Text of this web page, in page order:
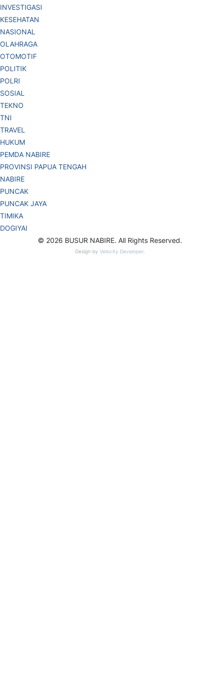
INVESTIGASI
KESEHATAN
NASIONAL
OLAHRAGA
OTOMOTIF
POLITIK
POLRI
SOSIAL
TEKNO
TNI
TRAVEL
HUKUM
PEMDA NABIRE
PROVINSI PAPUA TENGAH
NABIRE
PUNCAK
PUNCAK JAYA
TIMIKA
DOGIYAI
© 2026 BUSUR NABIRE. All Rights Reserved.
Design by Velocity Developer.